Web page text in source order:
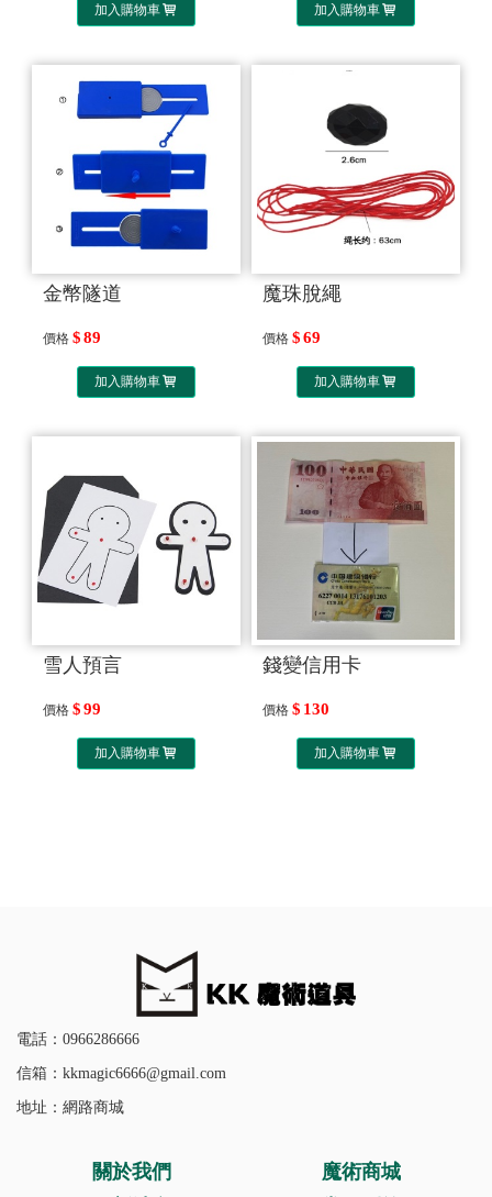
加入購物車 加入購物車
金幣隧道
價格 89
加入購物車
魔珠脫繩
價格 69
加入購物車
雪人預言
價格 99
加入購物車
錢變信用卡
價格 130
加入購物車
電話：0966286666
信箱：kkmagic6666@gmail.com
地址：網路商城
關於我們
魔術商城